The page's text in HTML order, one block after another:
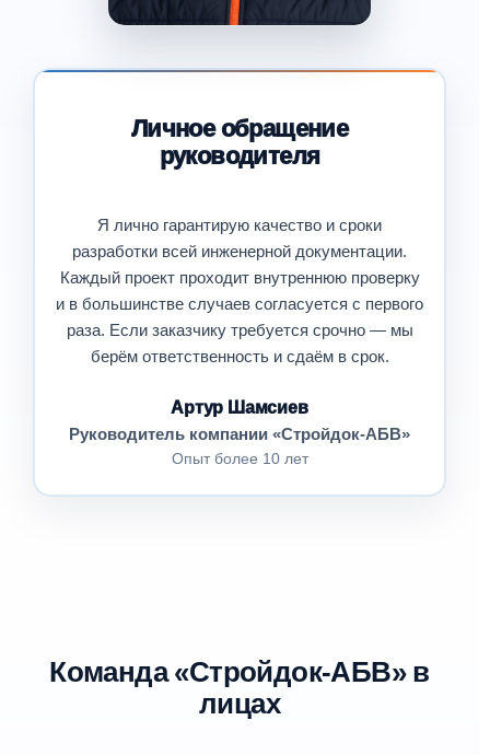
Личное обращение
руководителя
Я лично гарантирую качество и сроки
разработки всей инженерной документации.
Каждый проект проходит внутреннюю проверку
и в большинстве случаев согласуется с первого
раза. Если заказчику требуется срочно — мы
берём ответственность и сдаём в срок.
Артур Шамсиев
Руководитель компании «Стройдок-АБВ»
Опыт более 10 лет
Команда «Стройдок-АБВ» в
лицах